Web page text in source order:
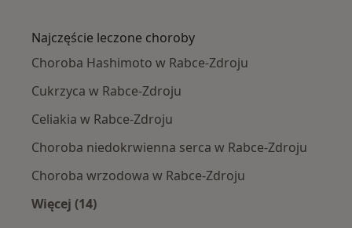
Najczęście leczone choroby
Choroba Hashimoto w Rabce-Zdroju
Cukrzyca w Rabce-Zdroju
Celiakia w Rabce-Zdroju
Choroba niedokrwienna serca w Rabce-Zdroju
Choroba wrzodowa w Rabce-Zdroju
Więcej (14)